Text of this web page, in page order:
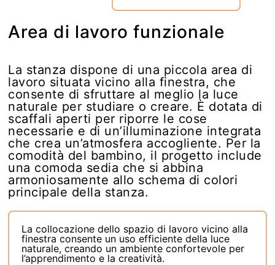
Area di lavoro funzionale
La stanza dispone di una piccola area di
lavoro situata vicino alla finestra, che
consente di sfruttare al meglio la luce
naturale per studiare o creare. È dotata di
scaffali aperti per riporre le cose
necessarie e di un’illuminazione integrata
che crea un’atmosfera accogliente. Per la
comodità del bambino, il progetto include
una comoda sedia che si abbina
armoniosamente allo schema di colori
principale della stanza.
La collocazione dello spazio di lavoro vicino alla
finestra consente un uso efficiente della luce
naturale, creando un ambiente confortevole per
l’apprendimento e la creatività.